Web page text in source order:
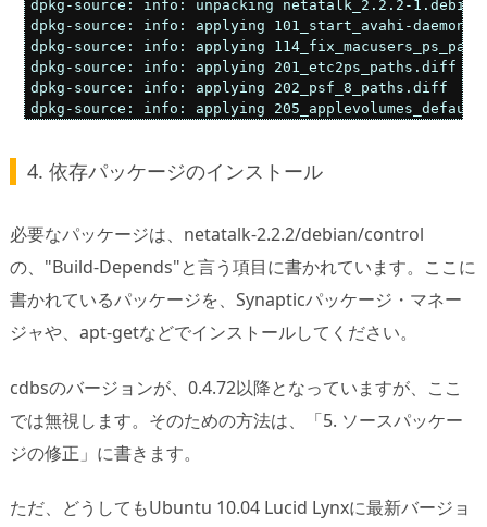
dpkg-source: info: unpacking netatalk_2.2.2-
dpkg-source: info: applying 101_start_avahi-
dpkg-source: info: applying
dpkg-source: info: applying 201_etc2ps_paths.diff
dpkg-source: info: applying 202_psf_8_paths.diff
dpkg-source: info: applying
4. 依存パッケージのインストール
必要なパッケージは、netatalk-2.2.2/debian/control
の、"Build-Depends"と言う項目に書かれています。ここに
書かれているパッケージを、Synapticパッケージ・マネー
ジャや、apt-getなどでインストールしてください。
cdbsのバージョンが、0.4.72以降となっていますが、ここ
では無視します。そのための方法は、「5. ソースパッケー
ジの修正」に書きます。
ただ、どうしてもUbuntu 10.04 Lucid Lynxに最新バージョ